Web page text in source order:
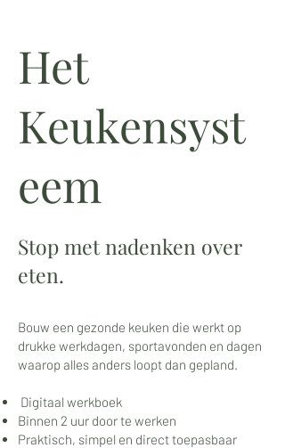
Het
Keukensyst
eem
Stop met nadenken over
eten.
Bouw een gezonde keuken die werkt op
drukke werkdagen, sportavonden en dagen
waarop alles anders loopt dan gepland.
Digitaal werkboek
Binnen 2 uur door te werken
Praktisch, simpel en direct toepasbaar